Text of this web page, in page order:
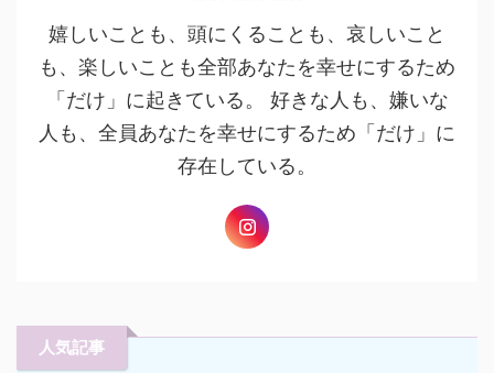
嬉しいことも、頭にくることも、哀しいこと
も、楽しいことも全部あなたを幸せにするため
「だけ」に起きている。 好きな人も、嫌いな
人も、全員あなたを幸せにするため「だけ」に
存在している。
人気記事